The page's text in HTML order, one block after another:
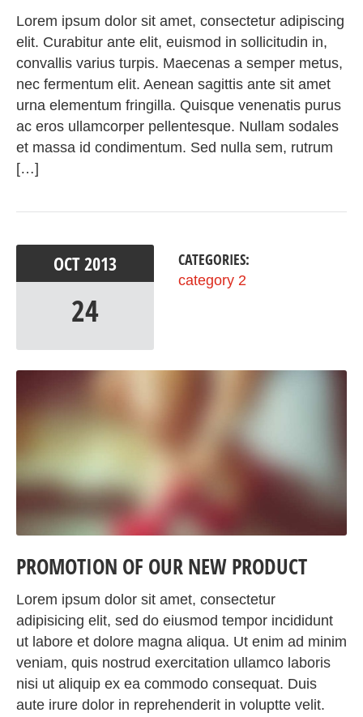
Lorem ipsum dolor sit amet, consectetur adipiscing
elit. Curabitur ante elit, euismod in sollicitudin in,
convallis varius turpis. Maecenas a semper metus,
nec fermentum elit. Aenean sagittis ante sit amet
urna elementum fringilla. Quisque venenatis purus
ac eros ullamcorper pellentesque. Nullam sodales
et massa id condimentum. Sed nulla sem, rutrum
[…]
OCT2013
24
CATEGORIES:
category 2
PROMOTION OF OUR NEW PRODUCT
Lorem ipsum dolor sit amet, consectetur
adipisicing elit, sed do eiusmod tempor incididunt
ut labore et dolore magna aliqua. Ut enim ad minim
veniam, quis nostrud exercitation ullamco laboris
nisi ut aliquip ex ea commodo consequat. Duis
aute irure dolor in reprehenderit in voluptte velit.